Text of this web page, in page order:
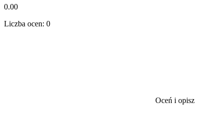
0.00
Liczba ocen: 0
Oceń i opisz